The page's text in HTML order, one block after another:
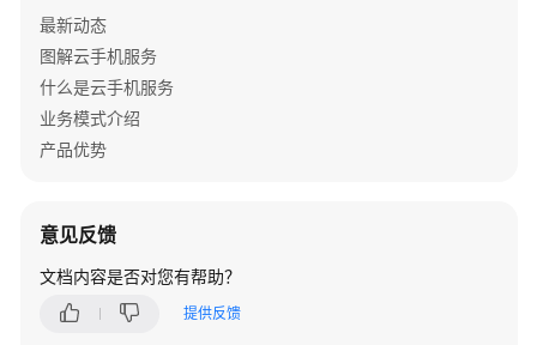
快
速
入
门
指
南
最新动态
图解云手机服务
什么是云手机服务
业务模式介绍
产品优势
意见反馈
文档内容是否对您有帮助？
提供反馈